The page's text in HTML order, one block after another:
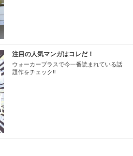
注目の人気マンガはコレだ！
ウォーカープラスで今一番読まれている話
題作をチェック!!